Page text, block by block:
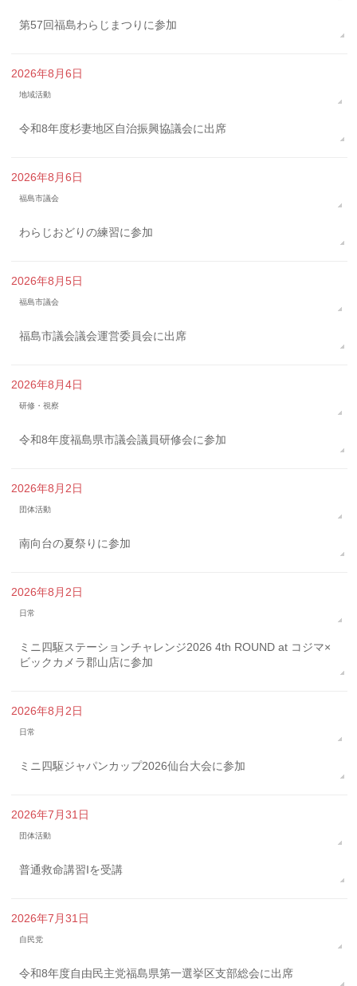
第57回福島わらじまつりに参加
2026年8月6日
地域活動
令和8年度杉妻地区自治振興協議会に出席
2026年8月6日
福島市議会
わらじおどりの練習に参加
2026年8月5日
福島市議会
福島市議会議会運営委員会に出席
2026年8月4日
研修・視察
令和8年度福島県市議会議員研修会に参加
2026年8月2日
団体活動
南向台の夏祭りに参加
2026年8月2日
日常
ミニ四駆ステーションチャレンジ2026 4th ROUND at コジマ×
ビックカメラ郡山店に参加
2026年8月2日
日常
ミニ四駆ジャパンカップ2026仙台大会に参加
2026年7月31日
団体活動
普通救命講習Iを受講
2026年7月31日
自民党
令和8年度自由民主党福島県第一選挙区支部総会に出席